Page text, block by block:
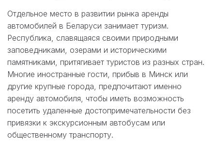
Отдельное место в развитии рынка аренды
автомобилей в Беларуси занимает туризм.
Республика, славящаяся своими природными
заповедниками, озерами и историческими
памятниками, притягивает туристов из разных стран.
Многие иностранные гости, прибыв в Минск или
другие крупные города, предпочитают именно
аренду автомобиля, чтобы иметь возможность
посетить удаленные достопримечательности без
привязки к экскурсионным автобусам или
общественному транспорту.